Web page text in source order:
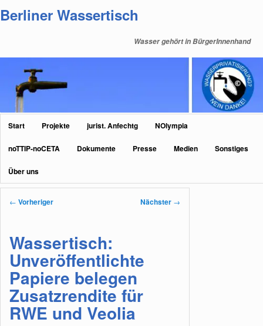
primären
Berliner Wassertisch
Wasser gehört in BürgerInnenhand
Hauptmenü
Start Projekte jurist. Anfechtg NOlympia
noTTIP-noCETA Dokumente Presse Medien Sonstiges
Über uns
Beitragsnavigation
← Vorheriger Nächster →
Wassertisch:
Unveröffentlichte
Papiere belegen
Zusatzrendite für
RWE und Veolia